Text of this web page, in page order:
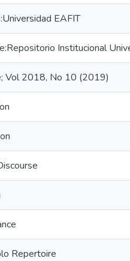
EAFIT
Institucional
Vol 2018, No 10 (2019)
Repertoire